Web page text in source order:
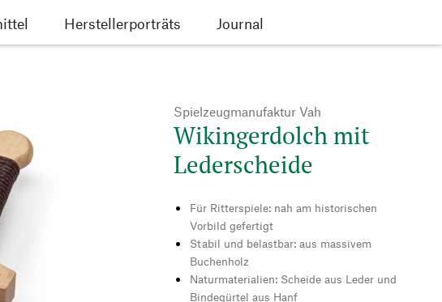
Herstellerporträts Journal
Spielzeugmanufaktur Vah
Wikingerdolch mit
Lederscheide
Für Ritterspiele: nah am historischen
Vorbild gefertigt
Stabil und belastbar: aus massivem
Buchenholz
Naturmaterialien: Scheide aus Leder und
Bindegürtel aus Hanf